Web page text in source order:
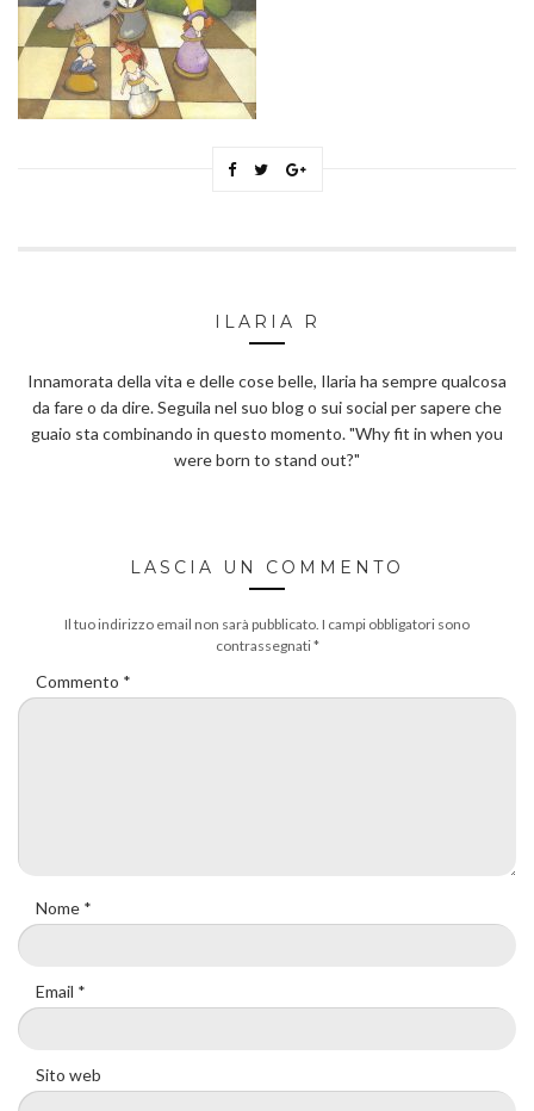
ILARIA R
Innamorata della vita e delle cose belle, Ilaria ha sempre qualcosa
da fare o da dire. Seguila nel suo blog o sui social per sapere che
guaio sta combinando in questo momento. "Why fit in when you
were born to stand out?"
LASCIA UN COMMENTO
Il tuo indirizzo email non sarà pubblicato. I campi obbligatori sono
contrassegnati*
Commento *
Nome *
Email *
Sito web